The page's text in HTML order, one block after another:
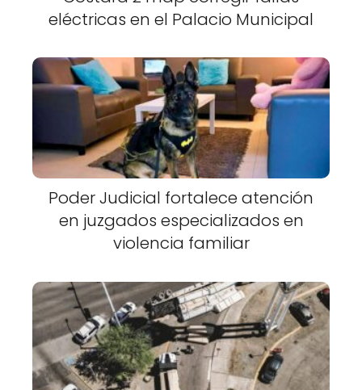
eléctricas en el Palacio Municipal
Poder Judicial fortalece atención
en juzgados especializados en
violencia familiar